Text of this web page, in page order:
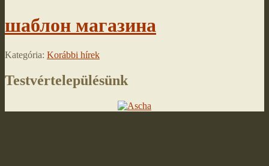
шаблон магазина
Kategória: Korábbi hírek
Testvértelepülésünk